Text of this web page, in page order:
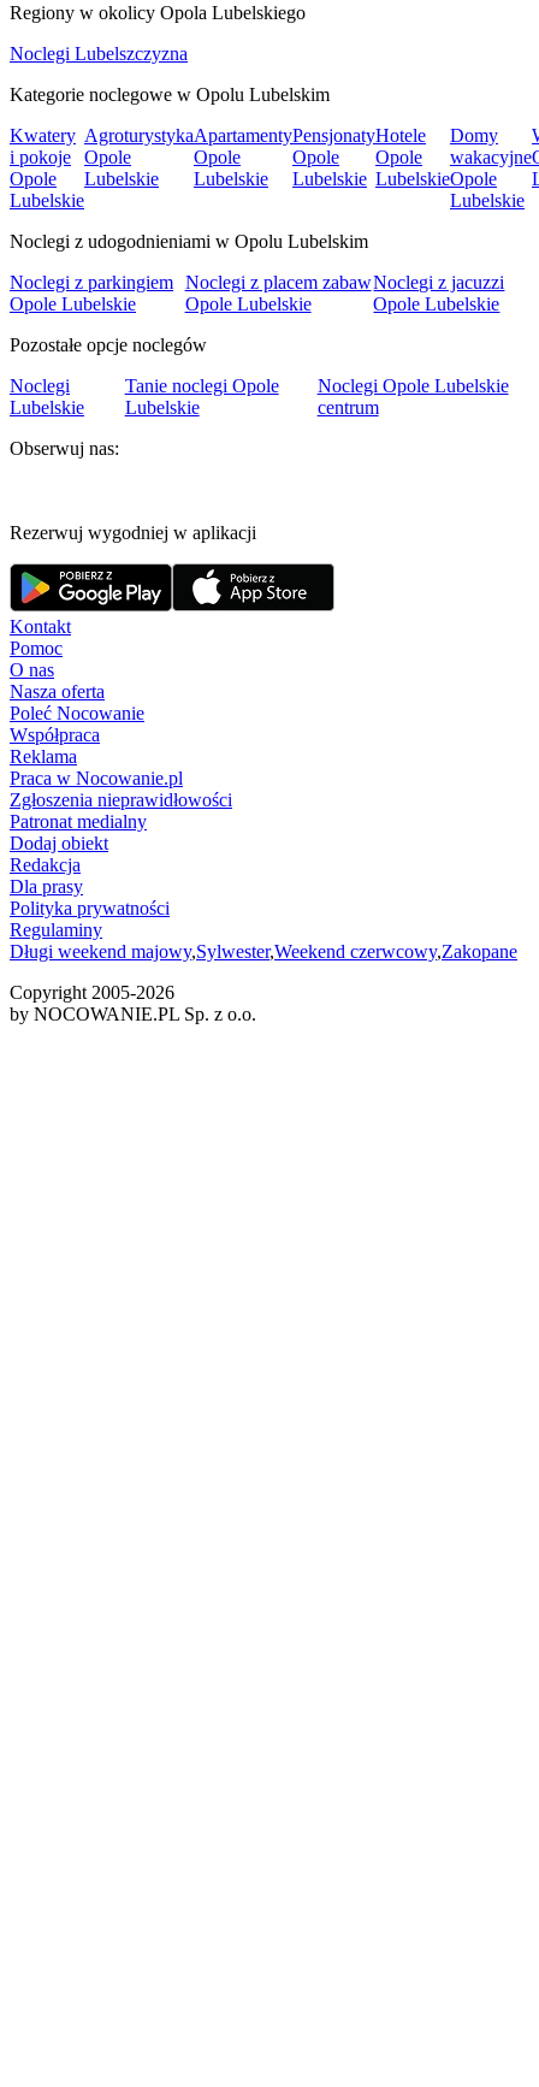
Regiony w okolicy Opola Lubelskiego
Noclegi Lubelszczyzna
Kategorie noclegowe w Opolu Lubelskim
Kwatery
i pokoje
Opole
Lubelskie
Agroturystyka
Opole
Lubelskie
Apartamenty
Opole
Lubelskie
Pensjonaty
Opole
Lubelskie
Hotele
Opole
Lubelskie
Domy
wakacyjne
Opole
Lubelskie
Noclegi z udogodnieniami w Opolu Lubelskim
Noclegi z parkingiem
Opole Lubelskie
Noclegi z placem zabaw
Opole Lubelskie
Noclegi z jacuzzi
Opole Lubelskie
Pozostałe opcje noclegów
Noclegi
Lubelskie
Tanie noclegi Opole
Lubelskie
Noclegi Opole Lubelskie
centrum
Obserwuj nas:
Rezerwuj wygodniej w aplikacji
Kontakt
Pomoc
O nas
Nasza oferta
Poleć Nocowanie
Współpraca
Reklama
Praca w Nocowanie.pl
Zgłoszenia nieprawidłowości
Patronat medialny
Dodaj obiekt
Redakcja
Dla prasy
Polityka prywatności
Regulaminy
Długi weekend majowy,Sylwester,Weekend czerwcowy,Zakopane
Copyright 2005-2026
by NOCOWANIE.PL Sp. z o.o.